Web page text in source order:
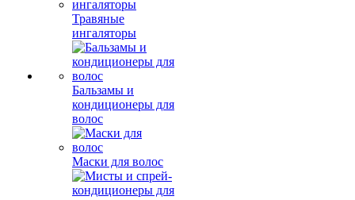
Травяные
ингаляторы
Бальзамы и
кондиционеры для
волос
Маски для волос